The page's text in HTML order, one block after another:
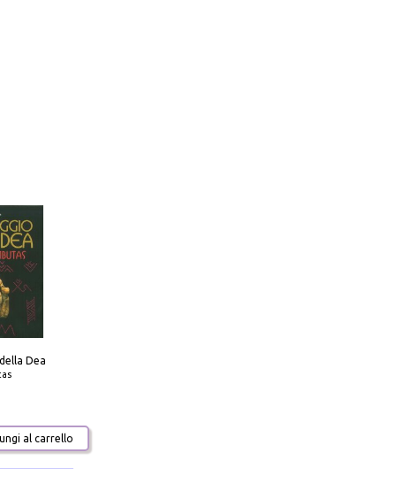
Dea
al carrello